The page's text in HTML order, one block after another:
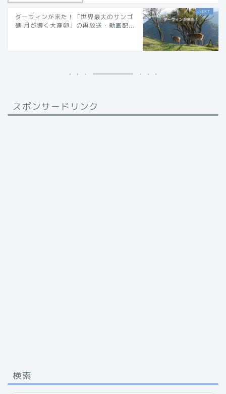
ダーウィンが来た！「世界最大のサンゴ
礁 月が導く大産卵」の再放送・動画配...
スポンサードリンク
検索